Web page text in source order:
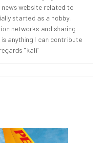
website related to
started as a hobby. I
networks and sharing
anything I can contribute
"kali"
• 05 AĞU 2026